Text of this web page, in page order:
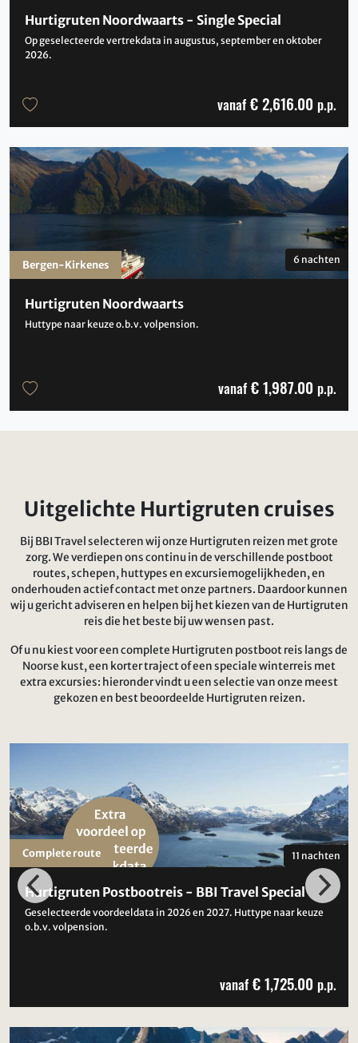
Hurtigruten Noordwaarts - Single Special
Op geselecteerde vertrekdata in augustus, september en oktober
2026.
vanaf € 2,616.00 p.p.
Hurtigruten Noordwaarts
Huttype naar keuze o.b.v. volpension.
6 nachten
vanaf € 1,987.00 p.p.
Bergen-Kirkenes
Uitgelichte Hurtigruten cruises
Bij BBI Travel selecteren wij onze Hurtigruten reizen met grote
zorg. We verdiepen ons continu in de verschillende postboot
routes, schepen, huttypes en excursiemogelijkheden, en
onderhouden actief contact met onze partners. Daardoor kunnen
wij u gericht adviseren en helpen bij het kiezen van de Hurtigruten
reis die het beste bij uw wensen past.
Of u nu kiest voor een complete Hurtigruten postboot reis langs de
Noorse kust, een korter traject of een speciale winterreis met
extra excursies: hieronder vindt u een selectie van onze meest
gekozen en best beoordeelde Hurtigruten reizen.
11 nachten
vanaf € 1,725.00 p.p.
Hurtigruten Postbootreis - BBI Travel Special
Geselecteerde voordeeldata in 2026 en 2027. Huttype naar keuze
o.b.v. volpension.
Complete route